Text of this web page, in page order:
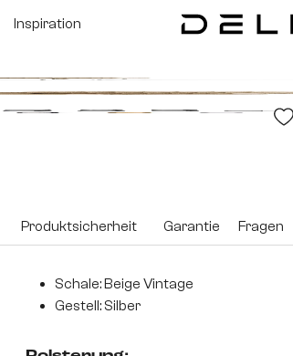
Inspiration
Produktsicherheit Garantie Fragen
Schale: Beige Vintage
Gestell: Silber